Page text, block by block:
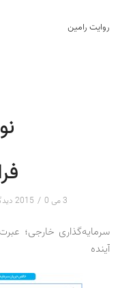
روایت رامین
3 می 2015 / 0 دیدگاه
سرمایه‌گذاری خارجی؛
آینده